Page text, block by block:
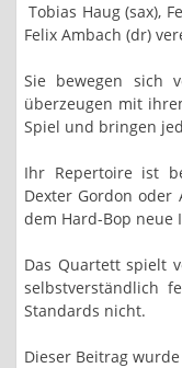
Tobias Haug (sax),
Felix Ambach (dr)
Sie bewegen sich
überzeugen mit
Spiel und bringen
Ihr Repertoire ist
Dexter Gordon oder
dem Hard-Bop neue
Das Quartett spielt
selbstverständlich
Standards nicht.
Dieser Beitrag